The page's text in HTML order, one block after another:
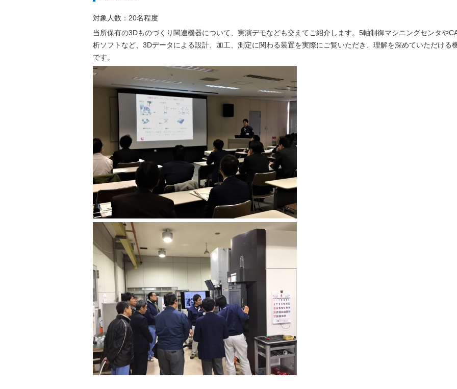
対象人数：20名程度
当所保有の3Dものづくり関連機器について、実演デモなども交えてご紹介します。5軸制御マシニングセンタや
析ソフトなど、3Dデータによる設計、加工、測定に関わる装置を実際にご覧いただき、理解を深めていただける
です。